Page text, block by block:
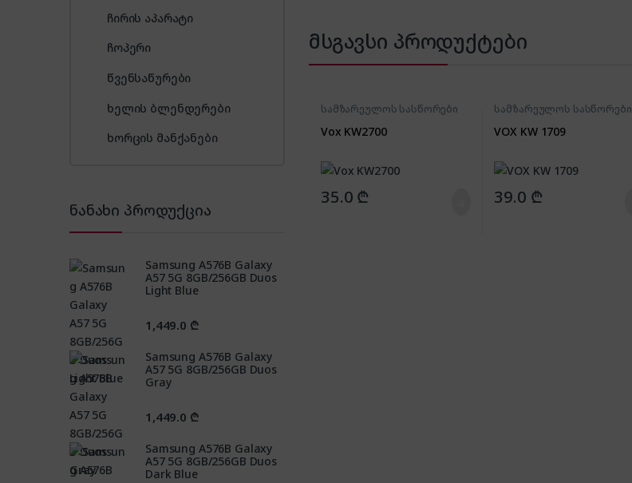
მსგავსი პროდუქტები
სამზარეულოს სასწორები
Vox KW2700
35.0 ₾
სამზარეულოს სასწორები
VOX KW 1709
39.0 ₾
ჩირის აპარატი
ჩოპერი
წვენსაწურები
ხელის ბლენდერები
ხორცის მანქანები
ნანახი პროდუქცია
Samsung A576B Galaxy
A57 5G 8GB/256GB Duos
Light Blue
1,449.0 ₾
Samsung A576B Galaxy
A57 5G 8GB/256GB Duos
Gray
1,449.0 ₾
Samsung A576B Galaxy
A57 5G 8GB/256GB Duos
Dark Blue